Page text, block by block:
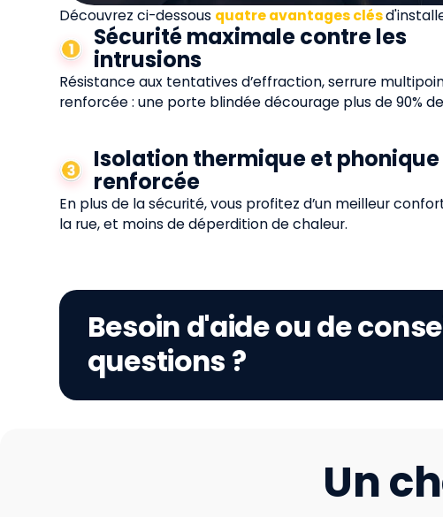
Découvrez ci-dessous quatre avantages clés
Sécurité maximale contre les
intrusions
Résistance aux tentatives d’effraction, serrure
renforcée : une porte blindée décourage plus de 90%
Isolation thermique et phonique
renforcée
En plus de la sécurité, vous profitez d’un meilleur
la rue, et moins de déperdition de chaleur.
Besoin d'aide ou de
questions ?
Un